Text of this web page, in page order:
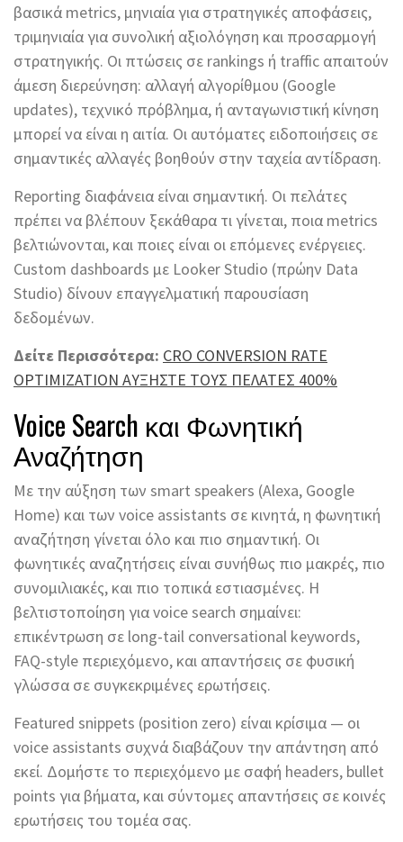
βασικά metrics, μηνιαία για στρατηγικές αποφάσεις,
τριμηνιαία για συνολική αξιολόγηση και προσαρμογή
στρατηγικής. Οι πτώσεις σε rankings ή traffic απαιτούν
άμεση διερεύνηση: αλλαγή αλγορίθμου (Google
updates), τεχνικό πρόβλημα, ή ανταγωνιστική κίνηση
μπορεί να είναι η αιτία. Οι αυτόματες ειδοποιήσεις σε
σημαντικές αλλαγές βοηθούν στην ταχεία αντίδραση.
Reporting διαφάνεια είναι σημαντική. Οι πελάτες
πρέπει να βλέπουν ξεκάθαρα τι γίνεται, ποια metrics
βελτιώνονται, και ποιες είναι οι επόμενες ενέργειες.
Custom dashboards με Looker Studio (πρώην Data
Studio) δίνουν επαγγελματική παρουσίαση
δεδομένων.
Δείτε Περισσότερα: CRO CONVERSION RATE
OPTIMIZATION ΑΥΞΗΣΤΕ ΤΟΥΣ ΠΕΛΑΤΕΣ 400%
Voice Search και Φωνητική
Αναζήτηση
Με την αύξηση των smart speakers (Alexa, Google
Home) και των voice assistants σε κινητά, η φωνητική
αναζήτηση γίνεται όλο και πιο σημαντική. Οι
φωνητικές αναζητήσεις είναι συνήθως πιο μακρές, πιο
συνομιλιακές, και πιο τοπικά εστιασμένες. Η
βελτιστοποίηση για voice search σημαίνει:
επικέντρωση σε long-tail conversational keywords,
FAQ-style περιεχόμενο, και απαντήσεις σε φυσική
γλώσσα σε συγκεκριμένες ερωτήσεις.
Featured snippets (position zero) είναι κρίσιμα — οι
voice assistants συχνά διαβάζουν την απάντηση από
εκεί. Δομήστε το περιεχόμενο με σαφή headers, bullet
points για βήματα, και σύντομες απαντήσεις σε κοινές
ερωτήσεις του τομέα σας.